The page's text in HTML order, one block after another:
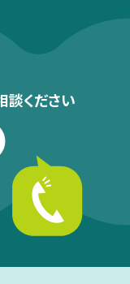
談ください